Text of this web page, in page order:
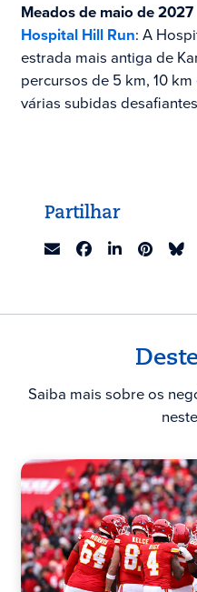
Meados de maio de 2027
Hospital Hill Run: A
estrada mais antiga de
percursos de 5 km, 10
várias subidas
Partilhar
Saiba mais sobre os